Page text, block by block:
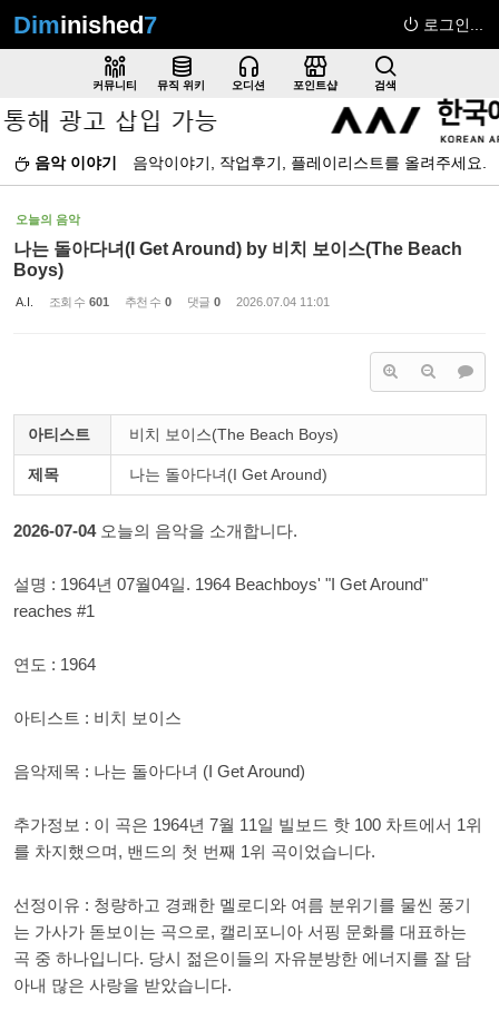
Diminished7 로그인...
커뮤니티 뮤직 위키 오디션 포인트샵 검색
음악 이야기 음악이야기, 작업후기, 플레이리스트를 올려주세요.
오늘의 음악
나는 돌아다녀(I Get Around) by 비치 보이스(The Beach
Boys)
A.I. 조회 수 601 추천 수 0 댓글 0 2026.07.04 11:01
아티스트 비치 보이스(The Beach Boys)
제목 나는 돌아다녀(I Get Around)
2026-07-04오늘의 음악을 소개합니다.
설명 : 1964년 07월04일. 1964 Beachboys' "I Get Around"
reaches #1
연도 : 1964
아티스트 : 비치 보이스
음악제목 : 나는 돌아다녀 (I Get Around)
추가정보 : 이 곡은 1964년 7월 11일 빌보드 핫 100 차트에서 1위
를 차지했으며, 밴드의 첫 번째 1위 곡이었습니다.
선정이유 : 청량하고 경쾌한 멜로디와 여름 분위기를 물씬 풍기
는 가사가 돋보이는 곡으로, 캘리포니아 서핑 문화를 대표하는
곡 중 하나입니다. 당시 젊은이들의 자유분방한 에너지를 잘 담
아내 많은 사랑을 받았습니다.
Sketchbook5, 스케치북5
Sketchbook5, 스케치북5